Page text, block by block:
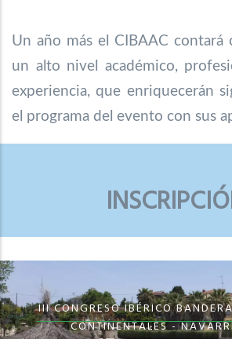
Un año más el CIBAAC contará
un alto nivel académico,
experiencia, que enriquecerán
el programa del evento con sus
III CONGRESO IBÉRICO
CONTINENTALES -